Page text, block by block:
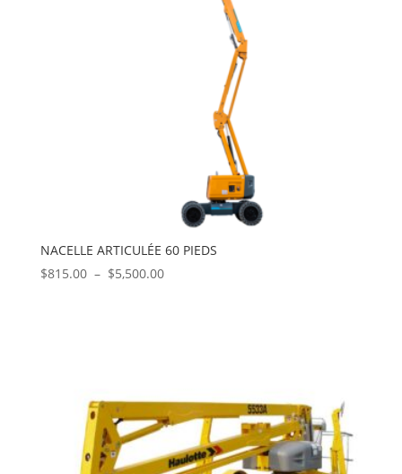
NACELLE ARTICULÉE 60 PIEDS
$815.00 – $5,500.00Plage